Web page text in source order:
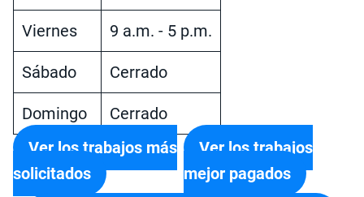
Viernes 9 a.m. - 5 p.m.
Sábado Cerrado
Domingo
Cerrado
Ver los trabajos más
solicitados
Ver los trabajos
mejor pagados